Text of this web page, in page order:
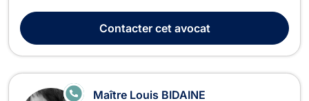
le droit du roulage et de la réparation du préjudice corporel.
Conseillant tant les partic...
Contactercet avocat
Maître Louis BIDAINE
E